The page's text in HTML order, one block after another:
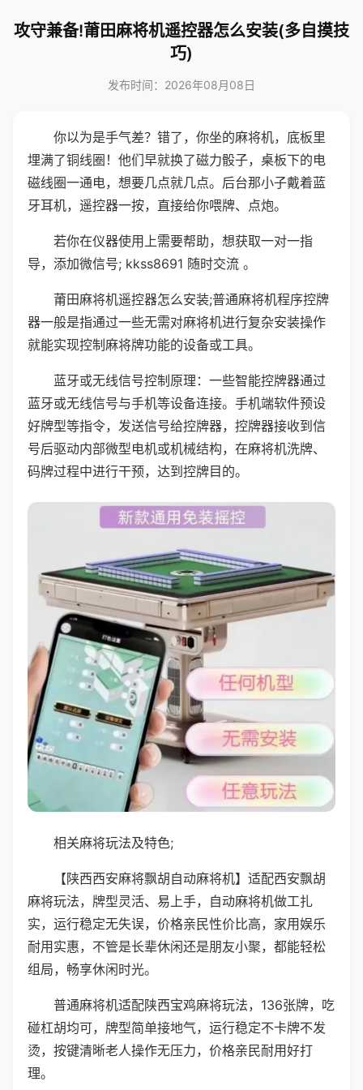
攻守兼备!莆田麻将机遥控器怎么安装(多自摸技
巧)
发布时间：2026年08月08日
你以为是手气差？错了，你坐的麻将机，底板里
埋满了铜线圈！他们早就换了磁力骰子，桌板下的电
磁线圈一通电，想要几点就几点。后台那小子戴着蓝
牙耳机，遥控器一按，直接给你喂牌、点炮。
若你在仪器使用上需要帮助，想获取一对一指
导，添加微信号; kkss8691 随时交流 。
莆田麻将机遥控器怎么安装;普通麻将机程序控牌
器一般是指通过一些无需对麻将机进行复杂安装操作
就能实现控制麻将牌功能的设备或工具。
蓝牙或无线信号控制原理：一些智能控牌器通过
蓝牙或无线信号与手机等设备连接。手机端软件预设
好牌型等指令，发送信号给控牌器，控牌器接收到信
号后驱动内部微型电机或机械结构，在麻将机洗牌、
码牌过程中进行干预，达到控牌目的。
相关麻将玩法及特色;
【陕西西安麻将飘胡自动麻将机】适配西安飘胡
麻将玩法，牌型灵活、易上手，自动麻将机做工扎
实，运行稳定无失误，价格亲民性价比高，家用娱乐
耐用实惠，不管是长辈休闲还是朋友小聚，都能轻松
组局，畅享休闲时光。
普通麻将机适配陕西宝鸡麻将玩法，136张牌，吃
碰杠胡均可，牌型简单接地气，运行稳定不卡牌不发
烫，按键清晰老人操作无压力，价格亲民耐用好打
理。